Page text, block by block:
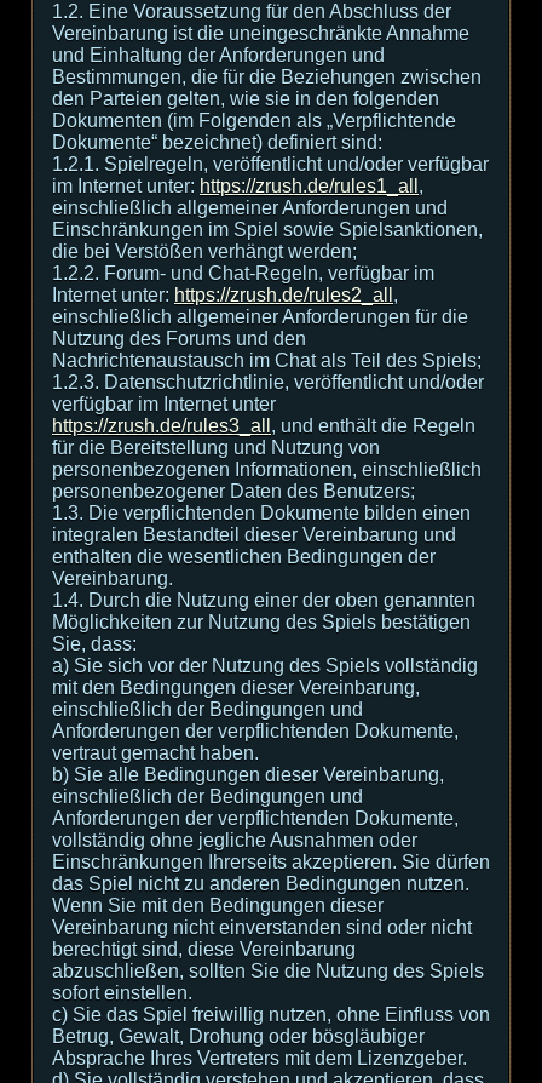
1.2. Eine Voraussetzung für den Abschluss der
Vereinbarung ist die uneingeschränkte Annahme
und Einhaltung der Anforderungen und
Bestimmungen, die für die Beziehungen zwischen
den Parteien gelten, wie sie in den folgenden
Dokumenten (im Folgenden als „Verpflichtende
Dokumente“ bezeichnet) definiert sind:
1.2.1. Spielregeln, veröffentlicht und/oder verfügbar
im Internet unter: https://zrush.de/rules1_all ,
einschließlich allgemeiner Anforderungen und
Einschränkungen im Spiel sowie Spielsanktionen,
die bei Verstößen verhängt werden;
1.2.2. Forum- und Chat-Regeln, verfügbar im
Internet unter: https://zrush.de/rules2_all ,
einschließlich allgemeiner Anforderungen für die
Nutzung des Forums und den
Nachrichtenaustausch im Chat als Teil des Spiels;
1.2.3. Datenschutzrichtlinie, veröffentlicht und/oder
verfügbar im Internet unter
https://zrush.de/rules3_all , und enthält die Regeln
für die Bereitstellung und Nutzung von
personenbezogenen Informationen, einschließlich
personenbezogener Daten des Benutzers;
1.3. Die verpflichtenden Dokumente bilden einen
integralen Bestandteil dieser Vereinbarung und
enthalten die wesentlichen Bedingungen der
Vereinbarung.
1.4. Durch die Nutzung einer der oben genannten
Möglichkeiten zur Nutzung des Spiels bestätigen
Sie, dass:
а) Sie sich vor der Nutzung des Spiels vollständig
mit den Bedingungen dieser Vereinbarung,
einschließlich der Bedingungen und
Anforderungen der verpflichtenden Dokumente,
vertraut gemacht haben.
b) Sie alle Bedingungen dieser Vereinbarung,
einschließlich der Bedingungen und
Anforderungen der verpflichtenden Dokumente,
vollständig ohne jegliche Ausnahmen oder
Einschränkungen Ihrerseits akzeptieren. Sie dürfen
das Spiel nicht zu anderen Bedingungen nutzen.
Wenn Sie mit den Bedingungen dieser
Vereinbarung nicht einverstanden sind oder nicht
berechtigt sind, diese Vereinbarung
abzuschließen, sollten Sie die Nutzung des Spiels
sofort einstellen.
c) Sie das Spiel freiwillig nutzen, ohne Einfluss von
Betrug, Gewalt, Drohung oder bösgläubiger
Absprache Ihres Vertreters mit dem Lizenzgeber.